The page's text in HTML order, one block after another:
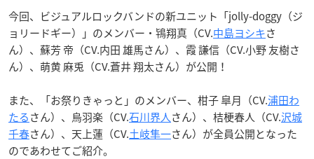
今回、ビジュアルロックバンドの新ユニット「jolly-doggy（ジ
ョリードギー）」のメンバー・鴇翔真（CV.中島ヨシキさ
ん）、蘇芳 帝（CV.内田 雄馬さん）、霞 謙信（CV.小野 友樹さ
ん）、萌黄 麻兎（CV.蒼井 翔太さん）が公開！
また、「お祭りきゃっと」のメンバー、柑子 皐月（CV.浦田わ
たるさん）、烏羽楽（CV.石川界人さん）、桔梗春人（CV.沢城
千春さん）、天上蓮（CV.土岐隼一さん）が全員公開となった
のであわせてご紹介。